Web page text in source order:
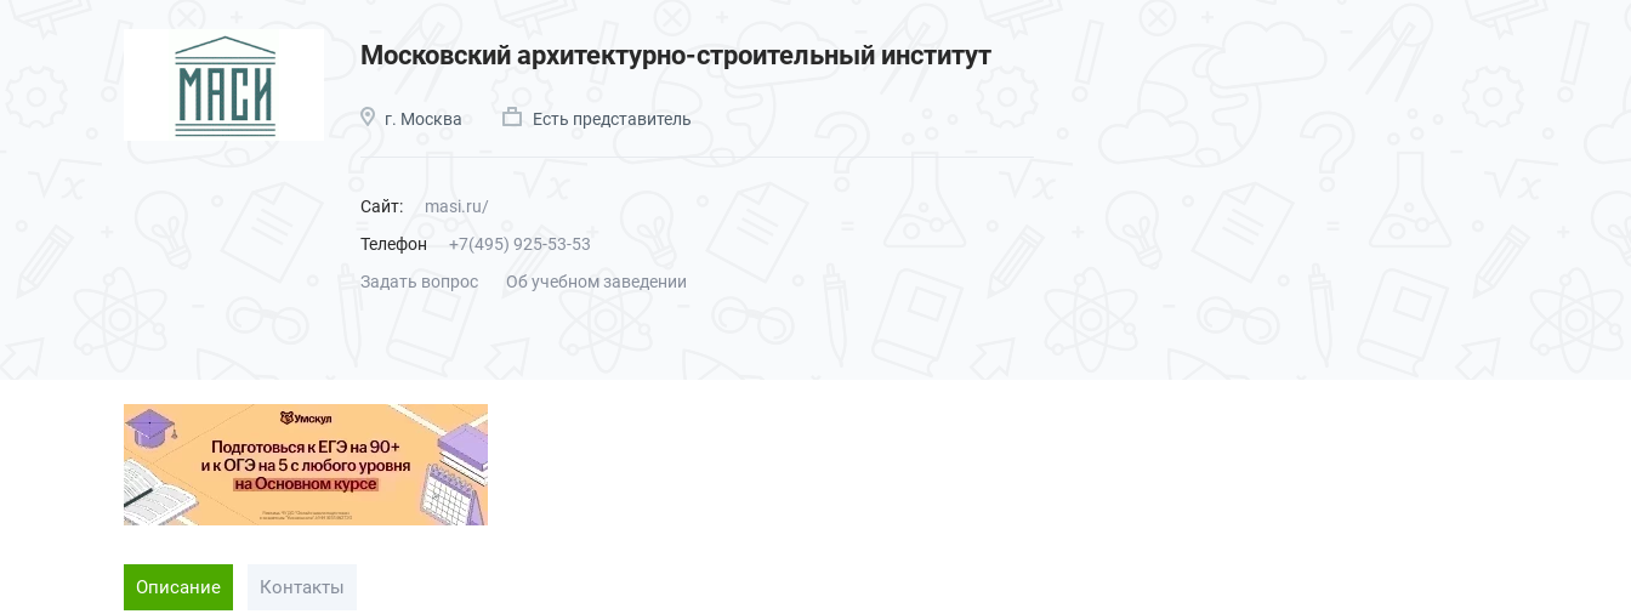
Московский архитектурно-строительный институт
г. Москва Есть представитель
Сайт:
masi.ru/
Телефон
+7(495) 925-53-53
Задать вопрос
Об учебном заведении
Описание Контакты